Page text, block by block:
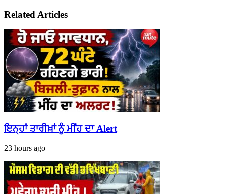
Related Articles
ਇਨ੍ਹਾਂ ਤਾਰੀਖ਼ਾਂ ਨੂੰ ਮੀਂਹ ਦਾ Alert
23 hours ago